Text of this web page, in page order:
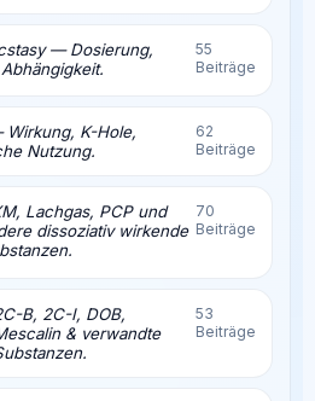
— Dosierung,
55
Beiträge
Wirkung, K-Hole,
Nutzung.
62
Beiträge
Lachgas, PCP und
dissoziativ wirkende
70
Beiträge
B, 2C-I, DOB,
& verwandte
53
Beiträge